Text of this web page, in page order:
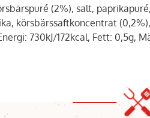
(2%), salt,
körsbärssaftkoncentrat
730kJ/172kcal, Fett: 0,5g,